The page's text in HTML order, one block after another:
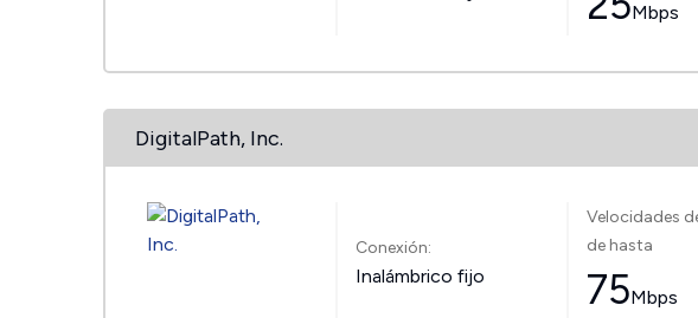
Mbps
DigitalPath, Inc.
Conexión:
Inalámbrico fijo
Velocidades
de hasta
75Mbps